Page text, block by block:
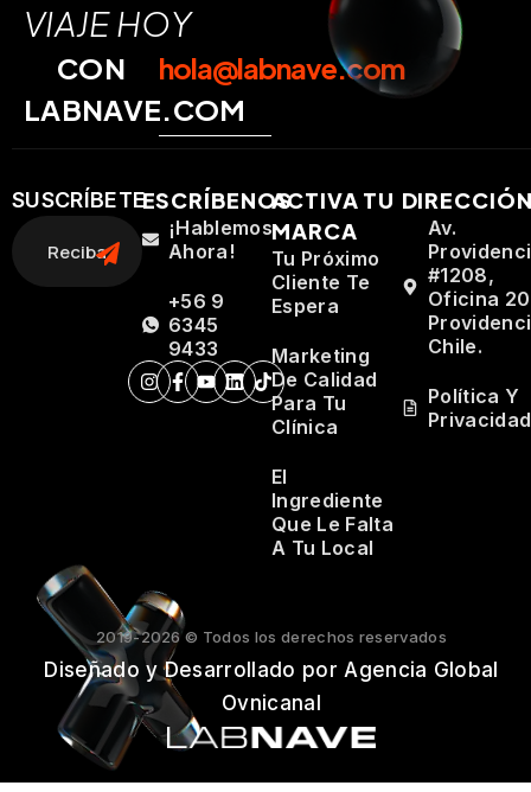
VIAJE HOY
CON
LABNAVE.COM
hola@labnave.com
SUSCRÍBETEESCRÍBENOS
¡Hablemos
Ahora!
+56 9
6345
9433
ACTIVA TU
MARCA
Tu Próximo
Cliente Te
Espera
Marketing
De Calidad
Para Tu
Clínica
El
Ingrediente
Que Le Falta
A Tu Local
Av.
#1208,
Oficina
Chile.
Política Y
Privacidad
2019-2026 © Todos los derechos reservados
Diseñado y Desarrollado por Agencia Global
Ovnicanal